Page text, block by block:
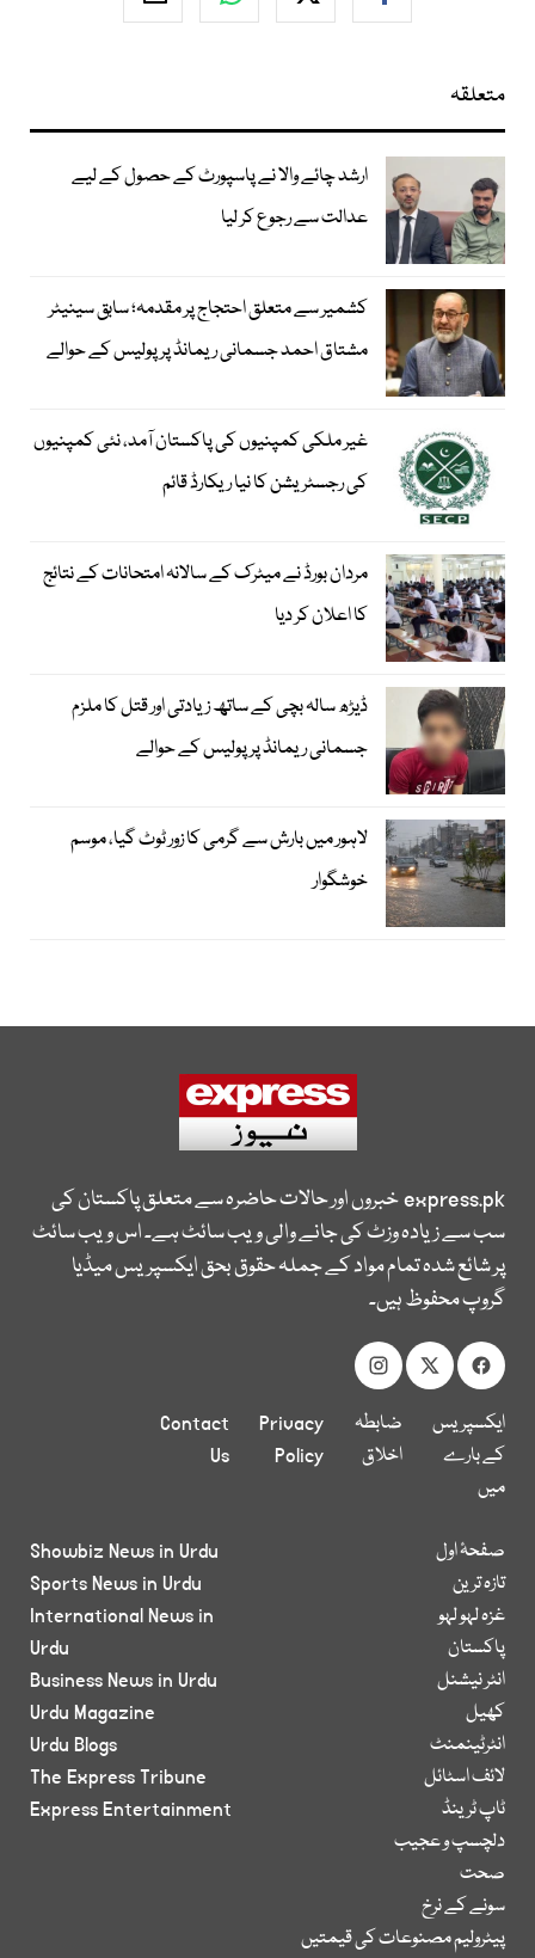
متعلقہ
ارشد چائے والا نے پاسپورٹ کے حصول کے لیے
عدالت سے رجوع کر لیا
کشمیر سے متعلق احتجاج پر مقدمہ؛ سابق سینیٹر
مشتاق احمد جسمانی ریمانڈ پر پولیس کے حوالے
غیر ملکی کمپنیوں کی پاکستان آمد، نئی کمپنیوں
کی رجسٹریشن کا نیا ریکارڈ قائم
مردان بورڈ نے میٹرک کے سالانہ امتحانات کے نتائج
کا اعلان کر دیا
ڈیڑھ سالہ بچی کے ساتھ زیادتی اور قتل کا ملزم
جسمانی ریمانڈ پر پولیس کے حوالے
لاہور میں بارش سے گرمی کا زور ٹوٹ گیا، موسم
خوشگوار
express.pkخبروں اور حالات حاضرہ سے متعلق پاکستان کی
سب سے زیادہ وزٹ کی جانے والی ویب سائٹ ہے۔ اس ویب سائٹ
پر شائع شدہ تمام مواد کے جملہ حقوق بحق ایکسپریس میڈیا
گروپ محفوظ ہیں۔
ایکسپریس
کے بارے
میں
ضابطہ
اخلاق
Privacy
Policy
Contact
Us
صفحۂ اول
تازہ ترین
غزہ لہو لہو
پاکستان
انٹر نیشنل
کھیل
انٹرٹینمنٹ
لائف اسٹائل
ٹاپ ٹرینڈ
دلچسپ و عجیب
صحت
سونے کے نرخ
پیٹرولیم مصنوعات کی قیمتیں
Showbiz News in Urdu
Sports News in Urdu
International News in
Urdu
Business News in Urdu
Urdu Magazine
Urdu Blogs
The Express Tribune
Express Entertainment